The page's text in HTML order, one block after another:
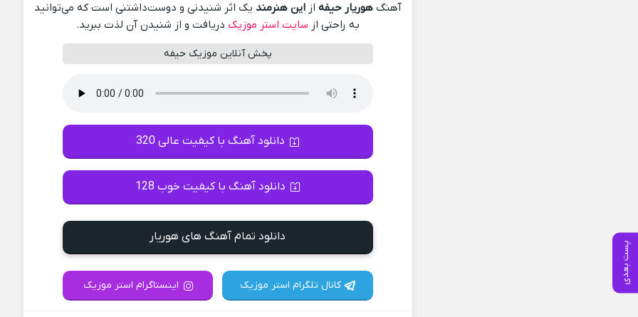
پست بعدی
آهنگهوریار حیفه ازاین هنرمند یک اثر شنیدنی و دوست‌داشتنی است که می‌توانید
به راحتی از سایت استر موزیک دریافت و از شنیدن آن لذت ببرید.
پخش آنلاین موزیک حیفه
دانلود آهنگ با کیفیت عالی 320
دانلود آهنگ با کیفیت خوب 128
دانلود تمام آهنگ های هوریار
کانال تلگرام استر موزیک اینستاگرام استر موزیک